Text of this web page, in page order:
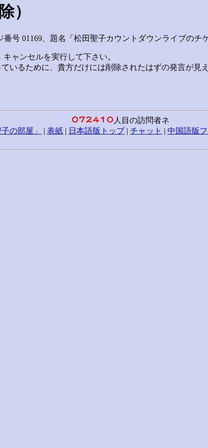
）
号 01169、題名「松田聖子カウントダウンライブのチ
ャンセルを実行して下さい。
いるために、貴方だけには削除されたはずの発言が見
人目の訪問者ネ
子の部屋」 | 表紙 | 日本語版トップ| チャット | 中国語版